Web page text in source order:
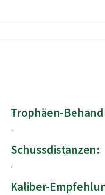
Trophäen-
-
Schussdistanzen:
-
Kaliber-